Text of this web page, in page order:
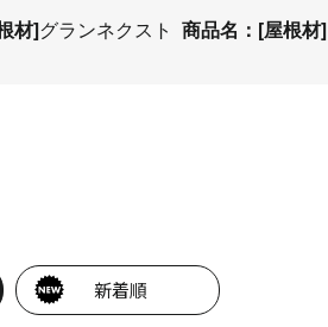
材]グランネクスト 商品名：[屋根材]
新着順